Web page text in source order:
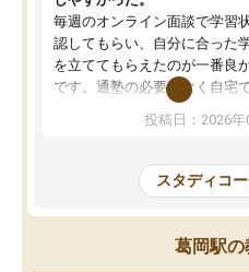
毎週のオンライン面談で学習
認してもらい、自分に合った
を立ててもらえたのが一番良
です。通塾の必要がなく自宅
たです。コーチが現役大学生
安も気軽に話せました。勉強
についたと感じています。ま
ットで質問できるのも便利で
人では迷いがちだった受験勉
投稿日：2026年
スタディコ
葛岡駅